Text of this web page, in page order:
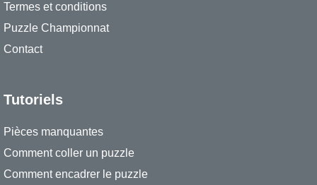
Termes et conditions
Puzzle Championnat
Contact
Tutoriels
Pièces manquantes
Comment coller un puzzle
Comment encadrer le puzzle